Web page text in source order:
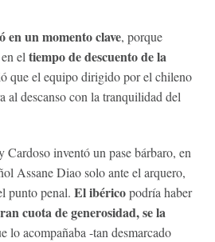
en un momento clave, porque
el tiempo de descuento de la
que el equipo dirigido por el chileno
al descanso con la tranquilidad del
Cardoso inventó un pase bárbaro, en
Assane Diao solo ante el arquero,
punto penal. El ibéricopodría haber
cuota de generosidad, se la
lo acompañaba -tan desmarcado